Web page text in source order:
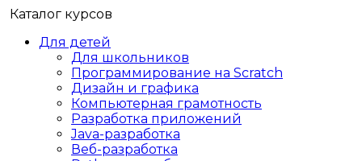
Каталог курсов
Для детей
Для школьников
Программирование на Scratch
Дизайн и графика
Компьютерная грамотность
Разработка приложений
Java-разработка
Веб-разработка